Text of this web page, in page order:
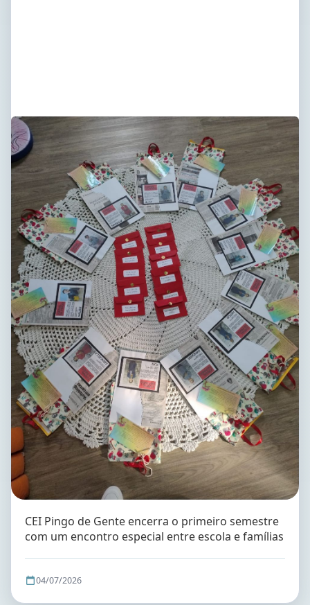
CEI Pingo de Gente encerra o primeiro semestre
com um encontro especial entre escola e famílias
04/07/2026